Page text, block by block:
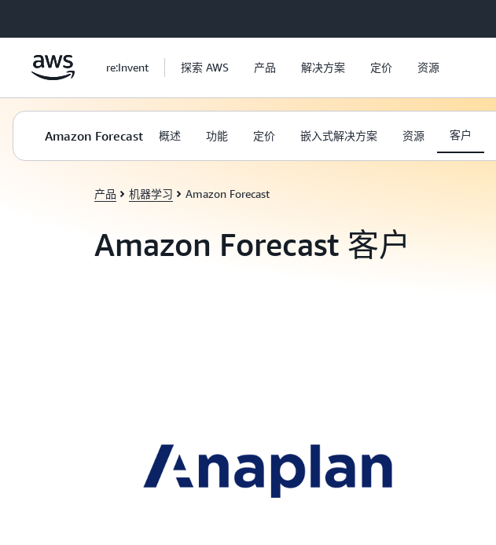
re:Invent 探索 AWS 产品 解决方案 定价 资源
Amazon Forecast 概述 功能 定价 嵌入式解决方案 资源 客户
产品 机器学习 Amazon Forecast
Amazon Forecast 客户